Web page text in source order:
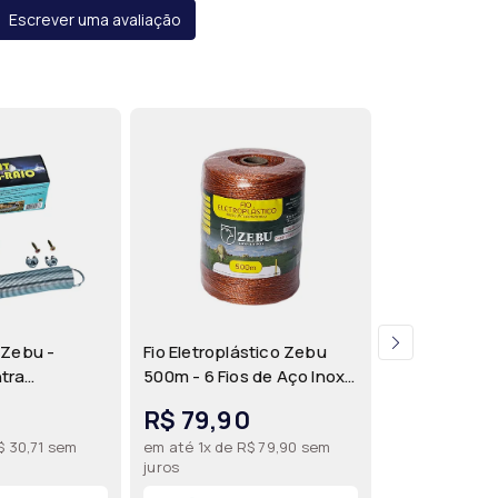
Escrever uma avaliação
-
30,71 sem
Fio Eletroplástico Zebu
500m - 6 Fios de Aço Inox
Zebu
R$ 79,90
em até 1x de R$ 79,90 sem
juros
Ferrão